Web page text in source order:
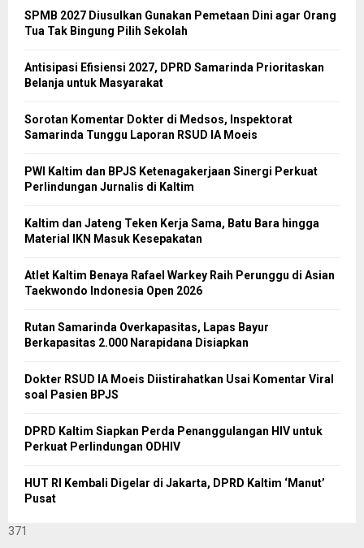
SPMB 2027 Diusulkan Gunakan Pemetaan Dini agar Orang
Tua Tak Bingung Pilih Sekolah
Antisipasi Efisiensi 2027, DPRD Samarinda Prioritaskan
Belanja untuk Masyarakat
Sorotan Komentar Dokter di Medsos, Inspektorat
Samarinda Tunggu Laporan RSUD IA Moeis
PWI Kaltim dan BPJS Ketenagakerjaan Sinergi Perkuat
Perlindungan Jurnalis di Kaltim
Kaltim dan Jateng Teken Kerja Sama, Batu Bara hingga
Material IKN Masuk Kesepakatan
Atlet Kaltim Benaya Rafael Warkey Raih Perunggu di Asian
Taekwondo Indonesia Open 2026
Rutan Samarinda Overkapasitas, Lapas Bayur
Berkapasitas 2.000 Narapidana Disiapkan
Dokter RSUD IA Moeis Diistirahatkan Usai Komentar Viral
soal Pasien BPJS
DPRD Kaltim Siapkan Perda Penanggulangan HIV untuk
Perkuat Perlindungan ODHIV
HUT RI Kembali Digelar di Jakarta, DPRD Kaltim ‘Manut’
Pusat
371